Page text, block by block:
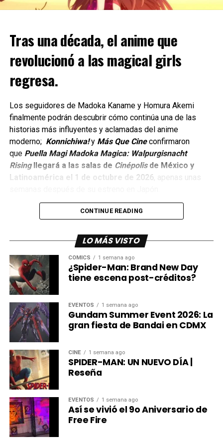
comments
Special.
Friends y Aqua Teen Hunger Force en una sátira
ambientada a bordo de un crucero.
Robot Chicken, el segundo especial estará dedicado a los
Y celebrará el 35.º aniversario del canal que dio origen a
algunas de las animaciones más queridas por varias
generaciones.
Actualmente, el episodio se encuentra en producción.
Chicken
Creados por Seth Green y Matthew Senreich, y producidos
por Stoopid Buddy Studios, los nuevos especiales de
Robot Chicken fueron anunciados durante el Festival
Internacional de Cine de Animación de Annecy.
Mientras llega su estreno, las once temporadas de la
serie ya están disponibles en HBO Max.
Desde su debut en el bloque Adult Swim, Robot Chicken
Tras una década, el anime que
revolucionó a las magical girls
regresa.
Los seguidores de Madoka Kaname y Homura Akemi
finalmente podrán descubrir cómo continúa una de las
historias más influyentes y aclamadas del anime
moderno; Konnichiwa!y Más Que Cineconfirmaron
que Puella Magi Madoka Magica: Walpurgisnacht
Rising llegará a las salas de Cinépolisde México y
Latinoamérica el 1 de octubre de 2026 , apenas unas
CONTINUE READING
LO MÁS VISTO
CÓMICS 1 semana ago
¿Spider-Man: Brand New Day
tiene escena post-créditos?
EVENTOS 1 semana ago
Gundam Summer Event 2026: La
gran fiesta de Bandai en CDMX
CINE 1 semana ago
SPIDER-MAN: UN NUEVO DÍA |
Reseña
EVENTOS 1 semana ago
Así se vivió el 9o Aniversario de
Free Fire